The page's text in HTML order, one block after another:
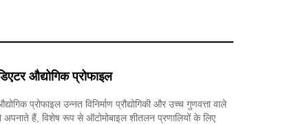
औद्योगिक प्रोफाइल
प्रोफाइल उन्नत विनिर्माण प्रौद्योगिकी और उच्च गुणवत्ता वाले
अपनाते हैं, विशेष रूप से ऑटोमोबाइल शीतलन प्रणालियों के लिए